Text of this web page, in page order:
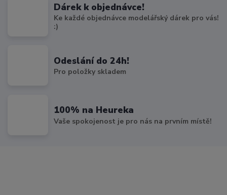
Dárek k objednávce!
Ke každé objednávce modelářský dárek pro vás!
:)
Odeslání do 24h!
Pro položky skladem
100% na Heureka
Vaše spokojenost je pro nás na prvním místě!